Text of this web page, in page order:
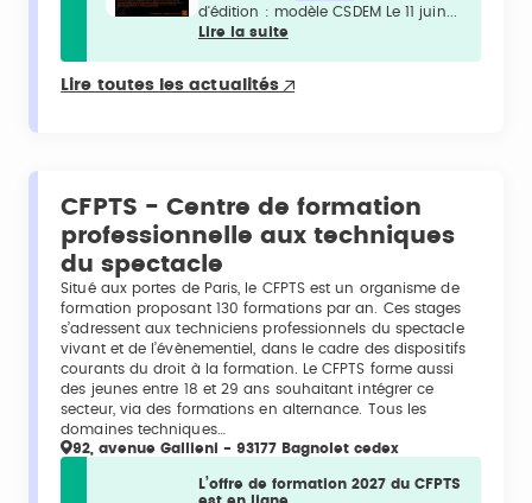
d'édition : modèle CSDEM Le 11 juin...
Lire la suite
Lire toutes les actualités
CFPTS - Centre de formation
professionnelle aux techniques
du spectacle
Situé aux portes de Paris, le CFPTS est un organisme de
formation proposant 130 formations par an. Ces stages
s’adressent aux techniciens professionnels du spectacle
vivant et de l’évènementiel, dans le cadre des dispositifs
courants du droit à la formation. Le CFPTS forme aussi
des jeunes entre 18 et 29 ans souhaitant intégrer ce
secteur, via des formations en alternance. Tous les
domaines techniques…
92, avenue Gallieni - 93177 Bagnolet cedex
L’offre de formation 2027 du CFPTS